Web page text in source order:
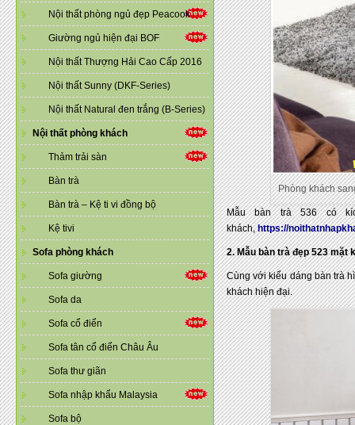
Nội thất phòng ngủ đẹp Peacook
Giường ngủ hiện đại BOF
Nội thất Thượng Hải Cao Cấp 2016
Nội thất Sunny (DKF-Series)
Nội thất Natural đen trắng (B-Series)
Nội thất phòng khách
Thảm trải sàn
Bàn trà
Bàn trà – Kệ ti vi đồng bộ
Kệ tivi
Sofa phòng khách
Sofa giường
Sofa da
Sofa cổ điển
Sofa tân cổ điển Châu Âu
Sofa thư giãn
Sofa nhập khẩu Malaysia
Sofa bộ
Phòng khách
Mẫu bàn trà 536 có
khách,https://
2. Mẫu bàn trà đẹp 523 mặt
Cùng với kiểu dáng bàn trà
khách hiện đại.